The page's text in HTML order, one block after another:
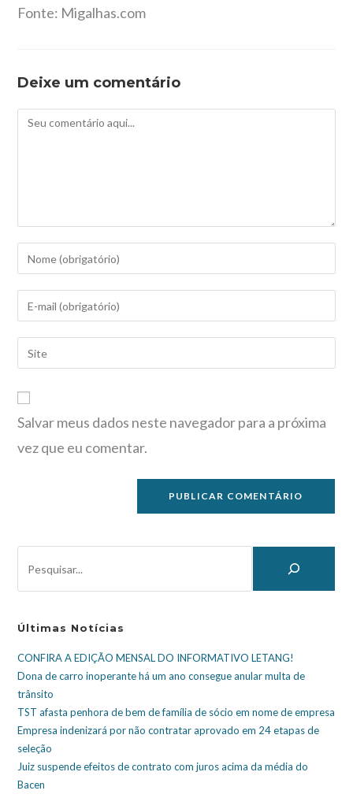
Fonte: Migalhas.com
Deixe um comentário
Salvar meus dados neste navegador para a próxima
vez que eu comentar.
Últimas Notícias
CONFIRA A EDIÇÃO MENSAL DO INFORMATIVO LETANG!
Dona de carro inoperante há um ano consegue anular multa de
trânsito
TST afasta penhora de bem de família de sócio em nome de empresa
Empresa indenizará por não contratar aprovado em 24 etapas de
seleção
Juiz suspende efeitos de contrato com juros acima da média do
Bacen